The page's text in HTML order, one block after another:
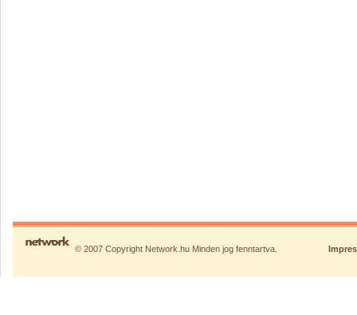
© 2007 Copyright Network.hu Minden jog fenntartva.